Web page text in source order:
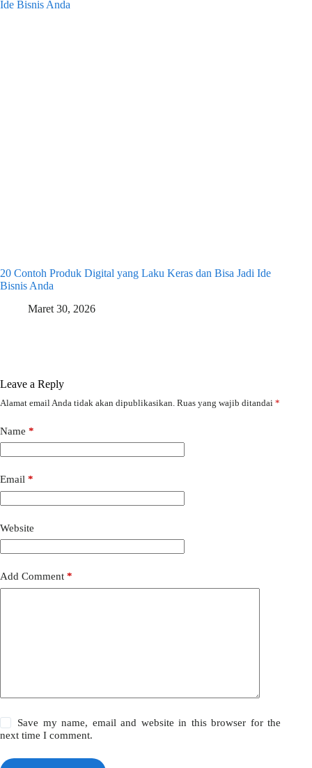
20 Contoh Produk Digital yang Laku Keras dan Bisa Jadi Ide
Bisnis Anda
Maret 30, 2026
Leave a Reply
Alamat email Anda tidak akan dipublikasikan. Ruas yang wajib ditandai *
Name *
Email *
Website
Add Comment *
Save my name, email and website in this browser for the
next time I comment.